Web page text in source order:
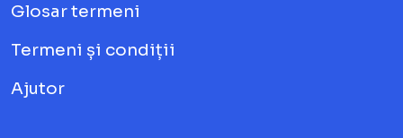
Glosar termeni
Termeni și condiții
Ajutor